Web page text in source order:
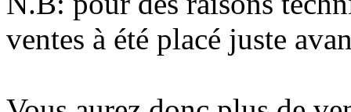
ventes à été placé juste